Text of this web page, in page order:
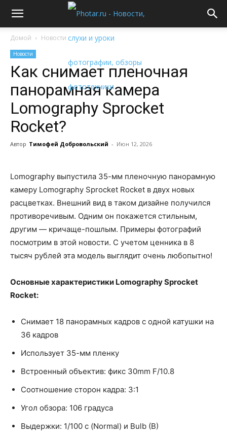
Домой Новости
Новости
Как снимает пленочная
панорамная камера
Lomography Sprocket
Rocket?
Автор Тимофей Добровольский - Июн 12, 2026
Lomography выпустила 35-мм пленочную панорамную
камеру Lomography Sprocket Rocket в двух новых
расцветках. Внешний вид в таком дизайне получился
противоречивым. Одним он покажется стильным,
другим — кричаще-пошлым. Примеры фотографий
посмотрим в этой новости. С учетом ценника в 8
тысяч рублей эта модель выглядит очень любопытно!
Основные характеристики Lomography Sprocket
Rocket:
Снимает 18 панорамных кадров с одной катушки на
36 кадров
Использует 35-мм пленку
Встроенный объектив: фикс 30mm F/10.8
Соотношение сторон кадра: 3:1
Угол обзора: 106 градуса
Выдержки: 1/100 с (Normal) и Bulb (B)